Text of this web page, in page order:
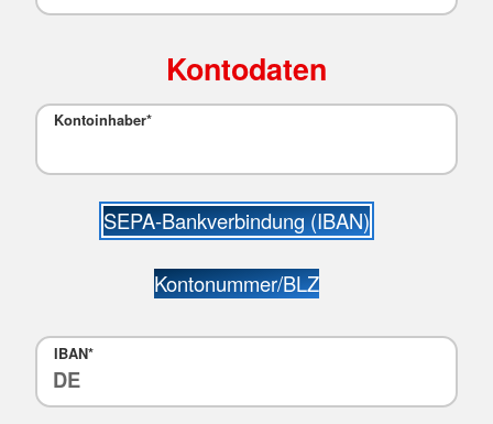
Kontodaten
Kontoinhaber*
SEPA-Bankverbindung (IBAN)
Kontonummer/BLZ
IBAN*